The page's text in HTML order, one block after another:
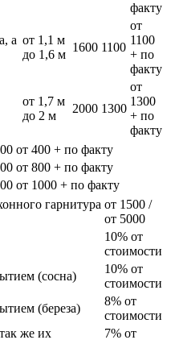
а
факту
от 1,1 м
до 1,6 м
1600 1100
от
1100
+ по
факту
от 1,7 м
до 2 м
2000 1300
от
1300
+ по
факту
от 400 + по факту
от 800 + по факту
от 1000 + по факту
гарнитура от 1500 /
от 5000
10% от
стоимости
(сосна)
10% от
стоимости
(береза)
8% от
стоимости
же их
7% от